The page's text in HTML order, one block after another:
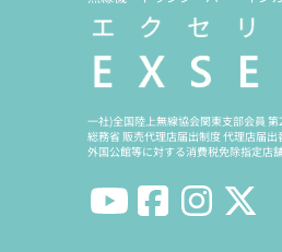
一社)全国陸上無線協会関東支部会員
総務省 販売代理店届出制度 代理店届
外国公館等に対する消費税免除指定店